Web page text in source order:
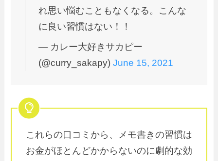
れ思い悩むこともなくなる。こんな
に良い習慣はない！！
— カレー大好きサカピー
(@curry_sakapy) June 15, 2021
これらの口コミから、メモ書きの習慣は
お金がほとんどかからないのに劇的な効